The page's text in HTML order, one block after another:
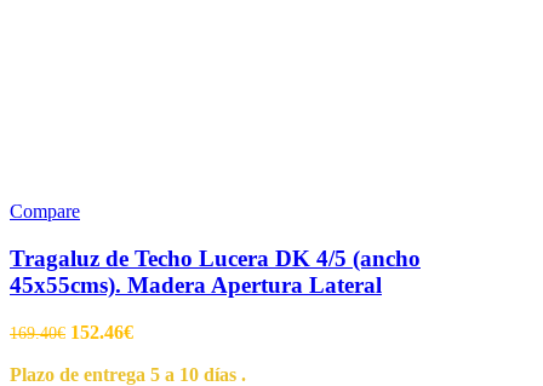
Compare
Tragaluz de Techo Lucera DK 4/5 (ancho
45x55cms). Madera Apertura Lateral
169.40€ 152.46€
Plazo de entrega 5 a 10 días .